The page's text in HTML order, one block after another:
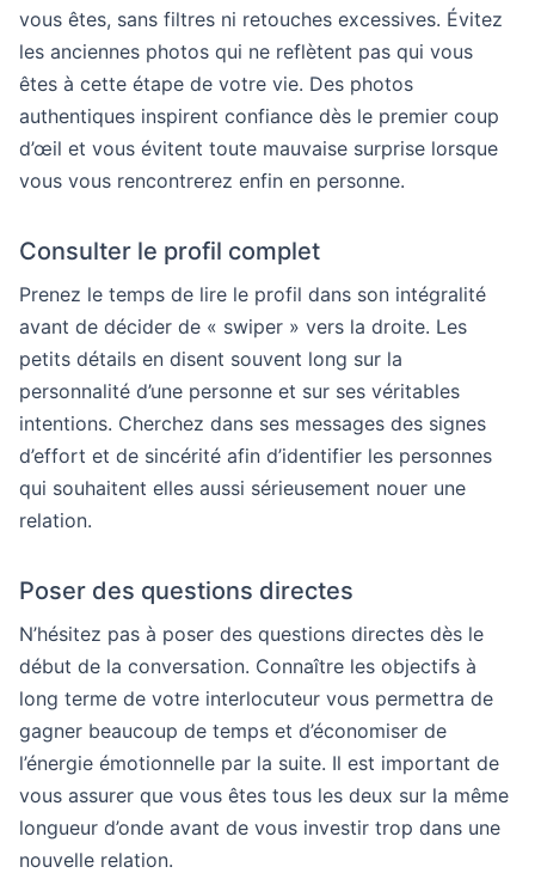
vous êtes, sans filtres ni retouches excessives. Évitez
les anciennes photos qui ne reflètent pas qui vous
êtes à cette étape de votre vie. Des photos
authentiques inspirent confiance dès le premier coup
d’œil et vous évitent toute mauvaise surprise lorsque
vous vous rencontrerez enfin en personne.
Consulter le profil complet
Prenez le temps de lire le profil dans son intégralité
avant de décider de « swiper » vers la droite. Les
petits détails en disent souvent long sur la
personnalité d’une personne et sur ses véritables
intentions. Cherchez dans ses messages des signes
d’effort et de sincérité afin d’identifier les personnes
qui souhaitent elles aussi sérieusement nouer une
relation.
Poser des questions directes
N’hésitez pas à poser des questions directes dès le
début de la conversation. Connaître les objectifs à
long terme de votre interlocuteur vous permettra de
gagner beaucoup de temps et d’économiser de
l’énergie émotionnelle par la suite. Il est important de
vous assurer que vous êtes tous les deux sur la même
longueur d’onde avant de vous investir trop dans une
nouvelle relation.